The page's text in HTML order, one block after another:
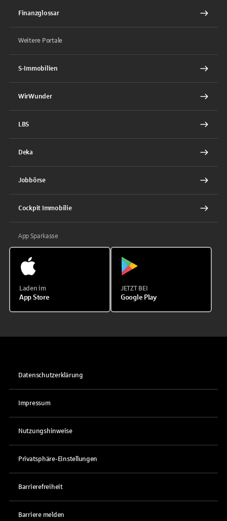
Finanzglossar
Weitere Portale
S-Immobilien
WirWunder
LBS
Deka
Jobbörse
Cockpit Immobilie
App Sparkasse
Laden im
App Store
JETZT BEI
Google Play
Datenschutzerklärung
Impressum
Nutzungshinweise
Privatsphäre-Einstellungen
Barrierefreiheit
Barriere melden